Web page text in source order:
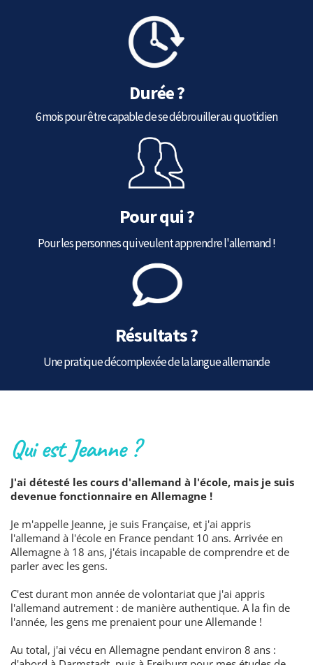
Durée ?
6 mois pour être capable de se débrouiller au quotidien
Pour qui ?
Pour les personnes qui veulent apprendre l'allemand !
Résultats ?
Une pratique décomplexée de la langue allemande
Qui est Jeanne ?
J'ai détesté les cours d'allemand à l'école, mais je suis
devenue fonctionnaire en Allemagne !
Je m'appelle Jeanne, je suis Française, et j'ai appris
l'allemand à l'école en France pendant 10 ans. Arrivée en
Allemagne à 18 ans, j'étais incapable de comprendre et de
parler avec les gens.
C'est durant mon année de volontariat que j'ai appris
l'allemand autrement : de manière authentique. A la fin de
l'année, les gens me prenaient pour une Allemande !
Au total, j'ai vécu en Allemagne pendant environ 8 ans :